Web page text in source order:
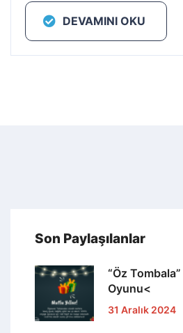
DEVAMINI OKU
Son Paylaşılanlar
“Öz
Oyunu<
31 Aralık 2024